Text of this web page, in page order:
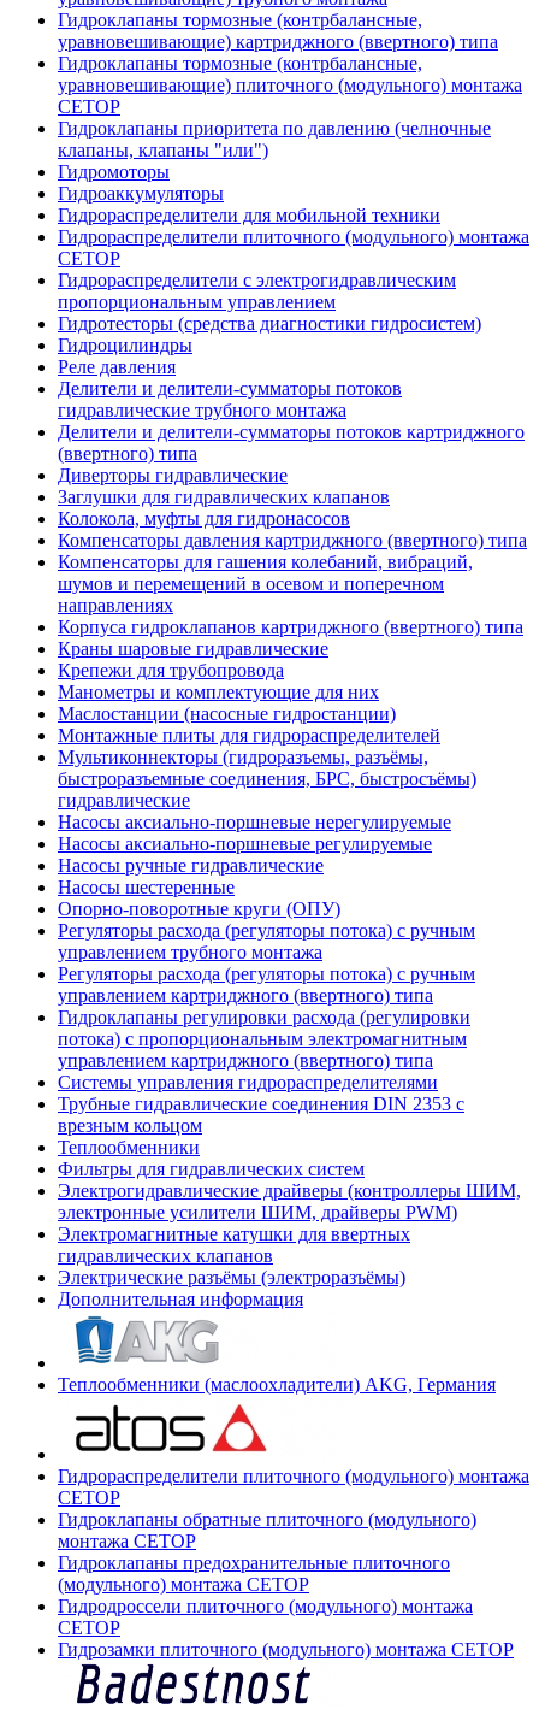
Гидроклапаны тормозные (контрбалансные,
уравновешивающие) картриджного (ввертного) типа
Гидроклапаны тормозные (контрбалансные,
уравновешивающие) плиточного (модульного) монтажа
CETOP
Гидроклапаны приоритета по давлению (челночные
клапаны, клапаны "или")
Гидромоторы
Гидроаккумуляторы
Гидрораспределители для мобильной техники
Гидрораспределители плиточного (модульного) монтажа
СЕТОР
Гидрораспределители с электрогидравлическим
пропорциональным управлением
Гидротесторы (средства диагностики гидросистем)
Гидроцилиндры
Реле давления
Делители и делители-сумматоры потоков
гидравлические трубного монтажа
Делители и делители-сумматоры потоков картриджного
(ввертного) типа
Диверторы гидравлические
Заглушки для гидравлических клапанов
Колокола, муфты для гидронасосов
Компенсаторы давления картриджного (ввертного) типа
Компенсаторы для гашения колебаний, вибраций,
шумов и перемещений в осевом и поперечном
направлениях
Корпуса гидроклапанов картриджного (ввертного) типа
Краны шаровые гидравлические
Крепежи для трубопровода
Манометры и комплектующие для них
Маслостанции (насосные гидростанции)
Монтажные плиты для гидрораспределителей
Мультиконнекторы (гидроразъемы, разъёмы,
быстроразъемные соединения, БРС, быстросъёмы)
гидравлические
Насосы аксиально-поршневые нерегулируемые
Насосы аксиально-поршневые регулируемые
Насосы ручные гидравлические
Насосы шестеренные
Опорно-поворотные круги (ОПУ)
Регуляторы расхода (регуляторы потока) с ручным
управлением трубного монтажа
Регуляторы расхода (регуляторы потока) с ручным
управлением картриджного (ввертного) типа
Гидроклапаны регулировки расхода (регулировки
потока) с пропорциональным электромагнитным
управлением картриджного (ввертного) типа
Системы управления гидрораспределителями
Трубные гидравлические соединения DIN 2353 с
врезным кольцом
Теплообменники
Фильтры для гидравлических систем
Электрогидравлические драйверы (контроллеры ШИМ,
электронные усилители ШИМ, драйверы PWM)
Электромагнитные катушки для ввертных
гидравлических клапанов
Электрические разъёмы (электроразъёмы)
Дополнительная информация
Теплообменники (маслоохладители) AKG, Германия
Гидрораспределители плиточного (модульного) монтажа
СЕТОР
Гидроклапаны обратные плиточного (модульного)
монтажа CETOP
Гидроклапаны предохранительные плиточного
(модульного) монтажа CETOP
Гидродроссели плиточного (модульного) монтажа
CETOP
Гидрозамки плиточного (модульного) монтажа CETOP